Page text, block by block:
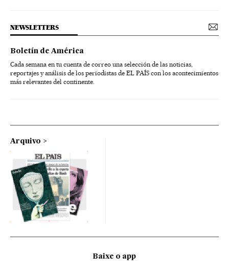
NEWSLETTERS
Boletín de América
Cada semana en tu cuenta de correo una selección de las noticias,
reportajes y análisis de los periodistas de EL PAÍS con los acontecimientos
más relevantes del continente.
Arquivo
Baixe o app